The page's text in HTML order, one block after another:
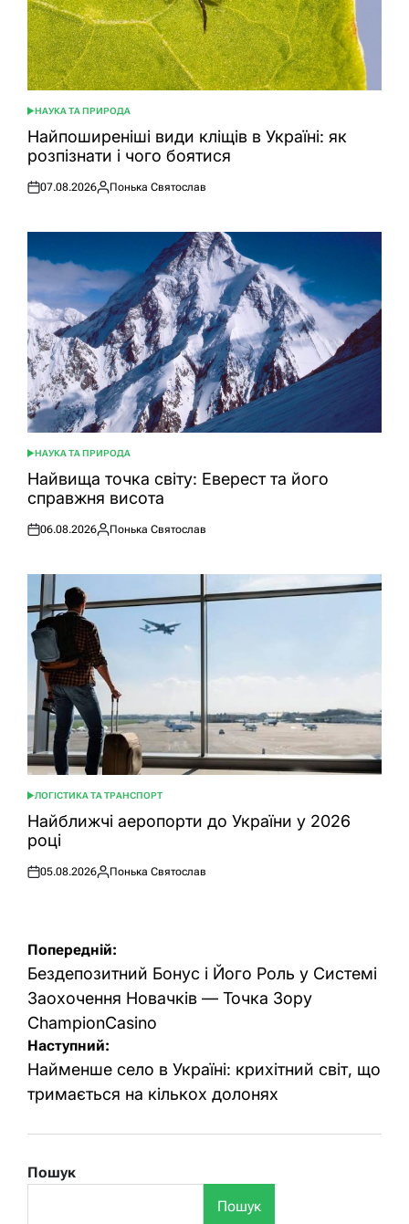
ОПУБЛІКУВАТИ
У
НАУКА ТА ПРИРОДА
Найпоширеніші види кліщів в Україні: як
розпізнати і чого боятися
Оприлюднено
07.08.2026
Опубліковано
Понька Святослав
ОПУБЛІКУВАТИ
У
НАУКА ТА ПРИРОДА
Найвища точка світу: Еверест та його
справжня висота
Оприлюднено
06.08.2026
Опубліковано
Понька Святослав
ОПУБЛІКУВАТИ
У
ЛОГІСТИКА ТА ТРАНСПОРТ
Найближчі аеропорти до України у 2026
році
Оприлюднено
05.08.2026
Опубліковано
Понька Святослав
Навігація
записів
Попередній:
Бездепозитний Бонус і Його Роль у Системі
Заохочення Новачків — Точка Зору
ChampionCasino
Наступний:
Найменше село в Україні: крихітний світ, що
тримається на кількох долонях
Пошук
Пошук